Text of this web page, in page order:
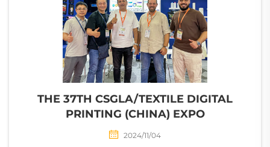
THE 37TH CSGLA/TEXTILE DIGITAL
PRINTING (CHINA) EXPO
2024/11/04